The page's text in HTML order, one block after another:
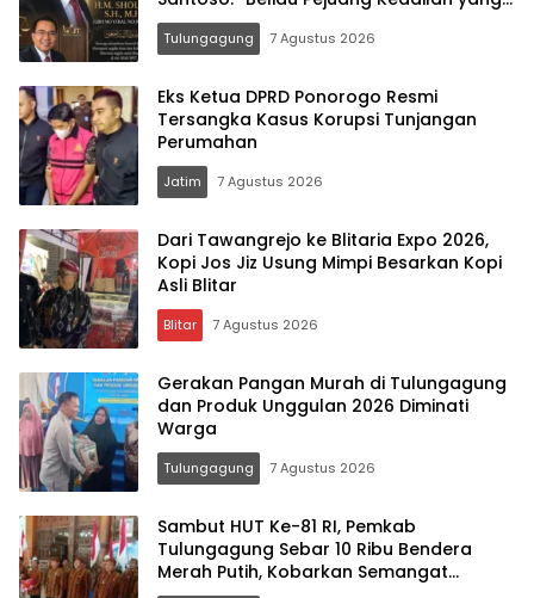
Vokal”
Tulungagung 7 Agustus 2026
Eks Ketua DPRD Ponorogo Resmi
Tersangka Kasus Korupsi Tunjangan
Perumahan
Jatim 7 Agustus 2026
Dari Tawangrejo ke Blitaria Expo 2026,
Kopi Jos Jiz Usung Mimpi Besarkan Kopi
Asli Blitar
Blitar 7 Agustus 2026
Gerakan Pangan Murah di Tulungagung
dan Produk Unggulan 2026 Diminati
Warga
Tulungagung 7 Agustus 2026
Sambut HUT Ke-81 RI, Pemkab
Tulungagung Sebar 10 Ribu Bendera
Merah Putih, Kobarkan Semangat